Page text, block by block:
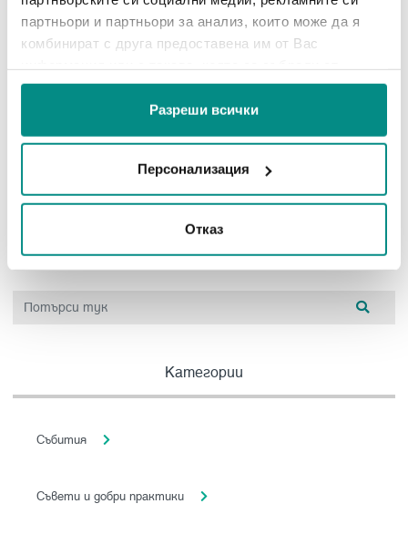
партньори и партньори за анализ, които може да я
комбинират с друга предоставена им от Вас
ползването от Ваша страна на услугите им.
Разреши всички
Персонализация
Отказ
17 май – Световен Ден на
Категории
Събития
Съвети и добри практики